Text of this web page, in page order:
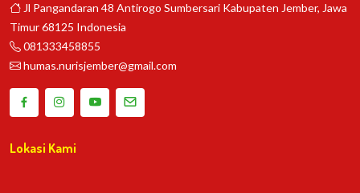
Jl Pangandaran 48 Antirogo Sumbersari Kabupaten Jember, Jawa
Timur 68125 Indonesia
081333458855
humas.nurisjember@gmail.com
Lokasi Kami